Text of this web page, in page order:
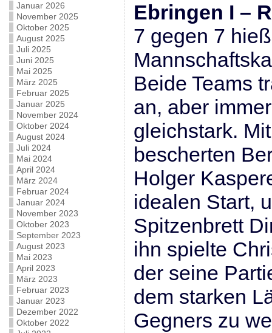
Januar 2026
November 2025
Oktober 2025
August 2025
Juli 2025
Juni 2025
Mai 2025
März 2025
Februar 2025
Januar 2025
November 2024
Oktober 2024
August 2024
Juli 2024
Mai 2024
April 2024
März 2024
Februar 2024
Januar 2024
November 2023
Oktober 2023
September 2023
August 2023
Mai 2023
April 2023
März 2023
Februar 2023
Januar 2023
Dezember 2022
Oktober 2022
Ebringen I –
7 gegen 7
Beide Teams
an, aber
gleichstark.
bescherten
Holger
idealen Start,
Spitzenbrett
ihn spielte
der seine
dem starken
Gegners zu